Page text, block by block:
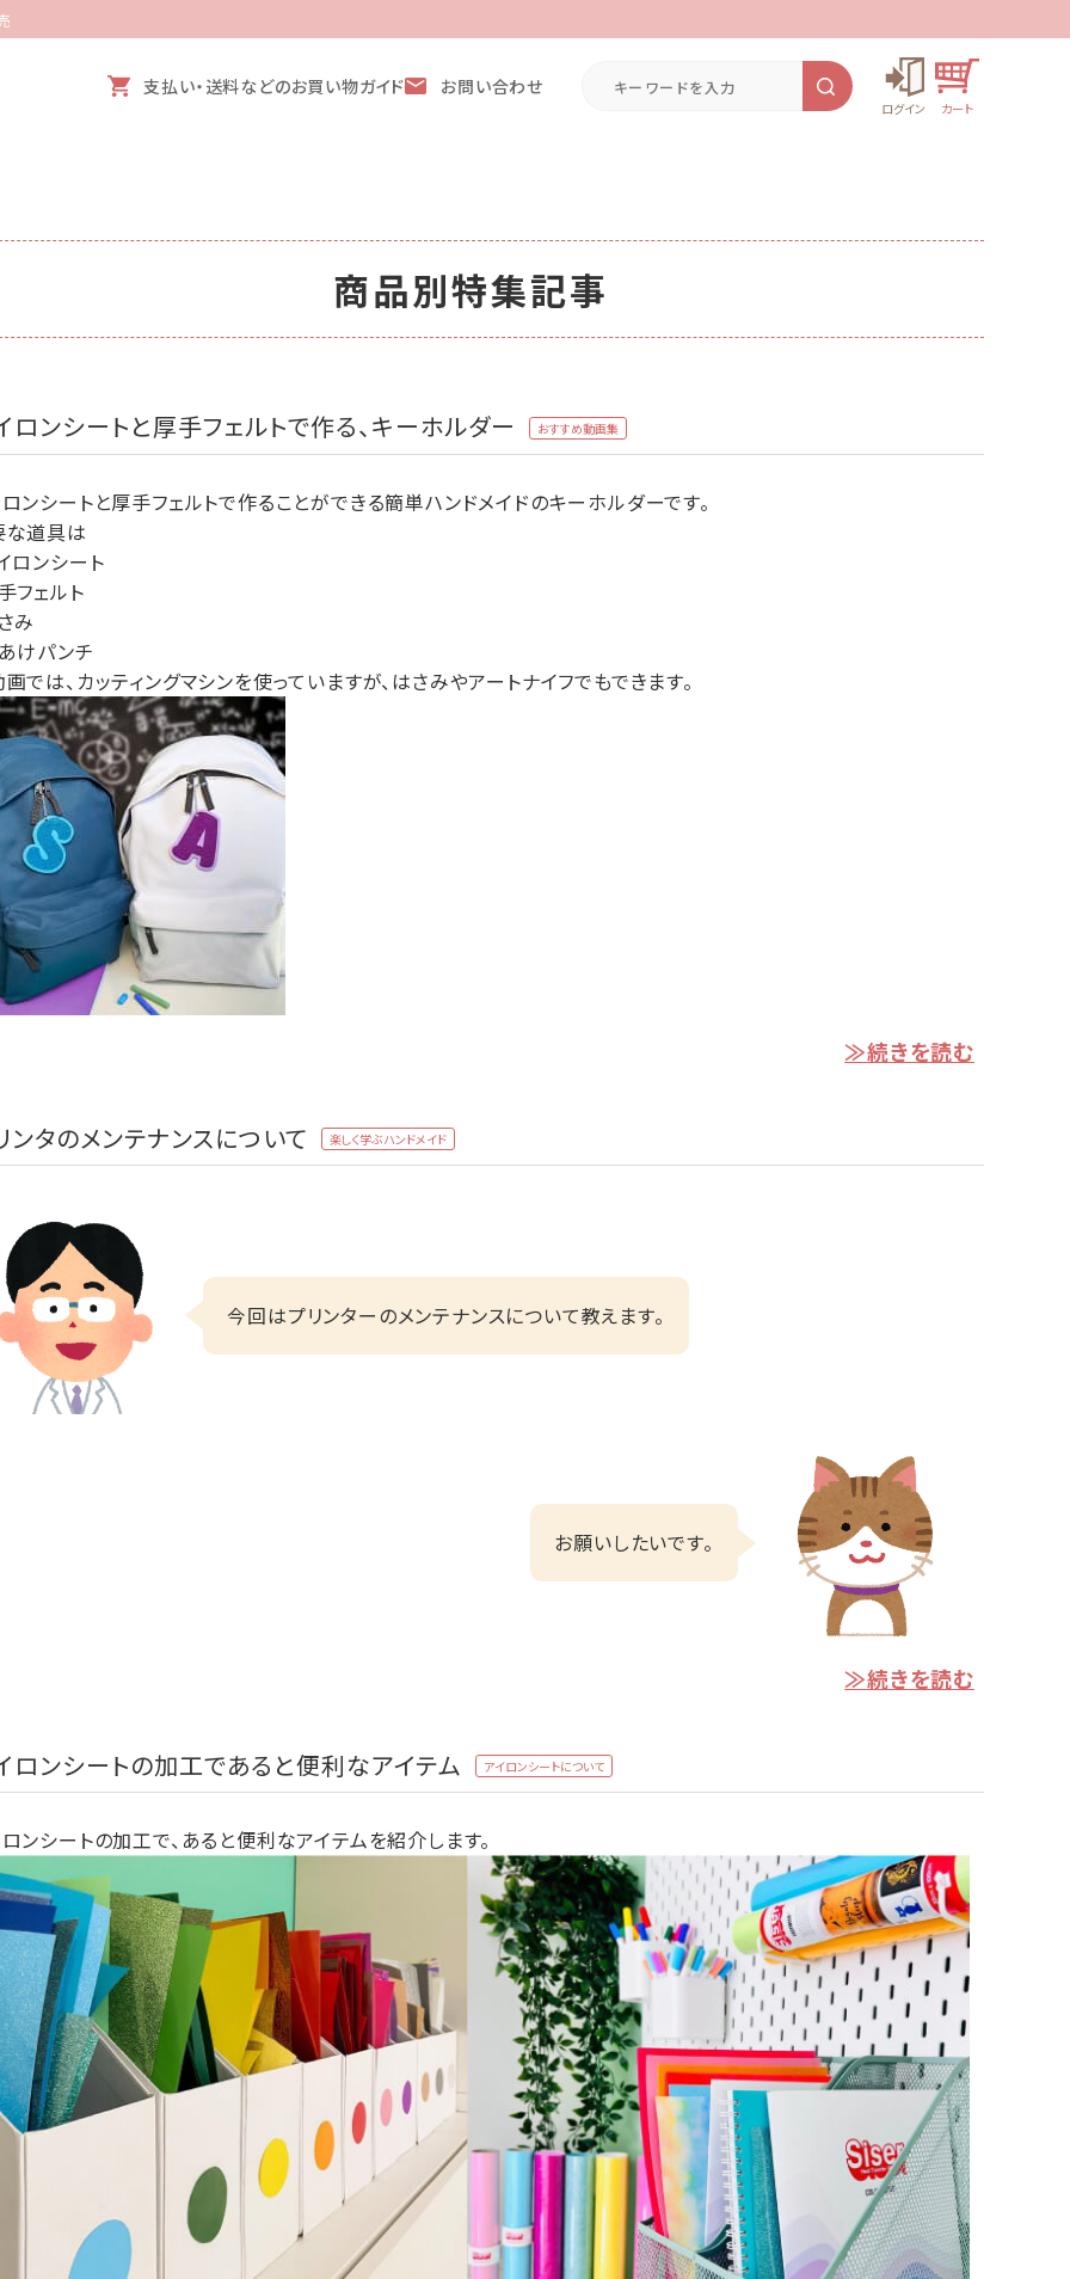
支払い・送料などのお買い物ガイド お問い合わせ
商品別特集記事
ロンシートと厚手フェルトで作る、キーホルダー おすすめ動画集
ンシートと厚手フェルトで作ることができる簡単ハンドメイドのキーホルダーです。
な道具は
ロンシート
フェルト
み
けパンチ
では、カッティングマシンを使っていますが、はさみやアートナイフでもできます。
≫続きを読む
ンタのメンテナンスについて 楽しく学ぶハンドメイド
今回はプリンターのメンテナンスについて教えます。
お願いしたいです。
≫続きを読む
ロンシートの加工であると便利なアイテム アイロンシートについて
ンシートの加工で、あると便利なアイテムを紹介します。